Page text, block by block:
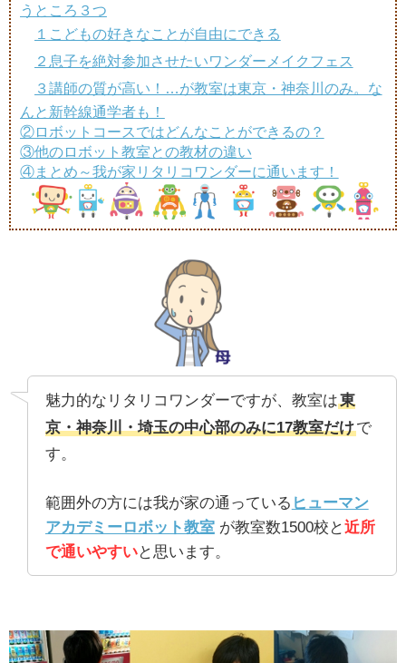
うところ３つ
１こどもの好きなことが自由にできる
２息子を絶対参加させたいワンダーメイクフェス
３講師の質が高い！…が教室は東京・神奈川のみ。な
んと新幹線通学者も！
②ロボットコースではどんなことができるの？
③他のロボット教室との教材の違い
④まとめ～我が家リタリコワンダーに通います！
魅力的なリタリコワンダーですが、教室は東
京・神奈川・埼玉の中心部のみに17教室だけで
す。
範囲外の方には我が家の通っている ヒューマン
アカデミーロボット教室が教室数1500校と近所
で通いやすいと思います。